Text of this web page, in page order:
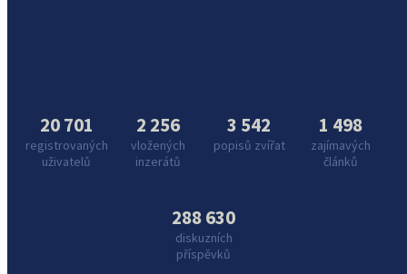
20 701
registrovaných
uživatelů
2 256
vložených
inzerátů
3 542
popisů zvířat
1 498
zajímavých
článků
288 630
diskuzních
příspěvků